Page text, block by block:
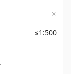
✗
≤1:500